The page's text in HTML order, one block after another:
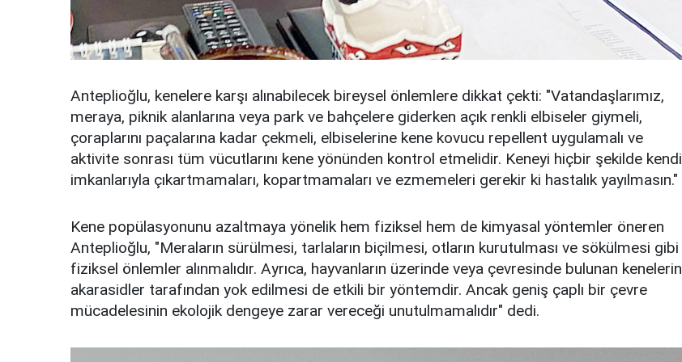
Anteplioğlu, kenelere karşı alınabilecek bireysel önlemlere dikkat çekti: "Vatandaşlarımız,
meraya, piknik alanlarına veya park ve bahçelere giderken açık renkli elbiseler giymeli,
çoraplarını paçalarına kadar çekmeli, elbiselerine kene kovucu repellent uygulamalı ve
aktivite sonrası tüm vücutlarını kene yönünden kontrol etmelidir. Keneyi hiçbir şekilde kendi
imkanlarıyla çıkartmamaları, kopartmamaları ve ezmemeleri gerekir ki hastalık yayılmasın."
Kene popülasyonunu azaltmaya yönelik hem fiziksel hem de kimyasal yöntemler öneren
Anteplioğlu, "Meraların sürülmesi, tarlaların biçilmesi, otların kurutulması ve sökülmesi gibi
fiziksel önlemler alınmalıdır. Ayrıca, hayvanların üzerinde veya çevresinde bulunan kenelerin
akarasidler tarafından yok edilmesi de etkili bir yöntemdir. Ancak geniş çaplı bir çevre
mücadelesinin ekolojik dengeye zarar vereceği unutulmamalıdır" dedi.